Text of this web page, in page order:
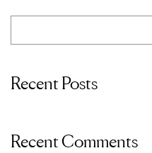
Recent Posts
Recent Comments